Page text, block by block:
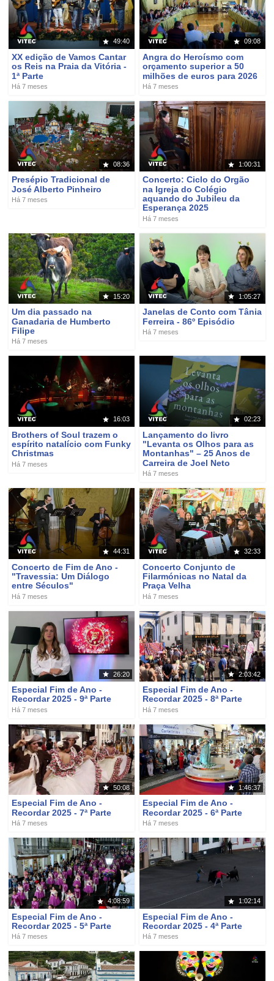
49:40
XX edição de Vamos Cantar
os Reis na Praia da Vitória -
1ª Parte
Há 7 meses
09:08
Angra do Heroísmo com
orçamento superior a 50
milhões de euros para 2026
Há 7 meses
08:36
Presépio Tradicional de
José Alberto Pinheiro
Há 7 meses
1:00:31
Concerto: Ciclo do Orgão
na Igreja do Colégio
aquando do Jubileu da
Esperança 2025
Há 7 meses
15:20
Um dia passado na
Ganadaria de Humberto
Filipe
Há 7 meses
1:05:27
Janelas de Conto com Tânia
Ferreira - 86º Episódio
Há 7 meses
16:03
Brothers of Soul trazem o
espírito natalício com Funky
Christmas
Há 7 meses
02:23
Lançamento do livro
"Levanta os Olhos para as
Montanhas" – 25 Anos de
Carreira de Joel Neto
Há 7 meses
44:31
Concerto de Fim de Ano -
"Travessia: Um Diálogo
entre Séculos"
Há 7 meses
32:33
Concerto Conjunto de
Filarmónicas no Natal da
Praça Velha
Há 7 meses
26:20
Especial Fim de Ano -
Recordar 2025 - 9ª Parte
Há 7 meses
2:03:42
Especial Fim de Ano -
Recordar 2025 - 8ª Parte
Há 7 meses
50:08
Especial Fim de Ano -
Recordar 2025 - 7ª Parte
Há 7 meses
1:46:37
Especial Fim de Ano -
Recordar 2025 - 6ª Parte
Há 7 meses
4:08:59
Especial Fim de Ano -
Recordar 2025 - 5ª Parte
Há 7 meses
1:02:14
Especial Fim de Ano -
Recordar 2025 - 4ª Parte
Há 7 meses